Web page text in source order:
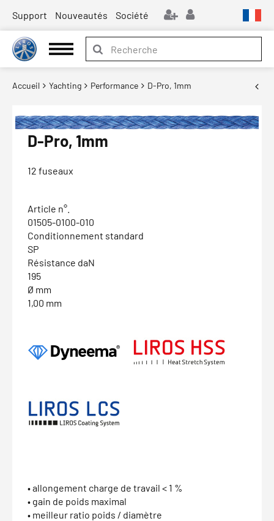
Support Nouveautés Société
Accueil Yachting Performance D-Pro, 1mm
D-Pro, 1mm
12 fuseaux
Article n°.
01505-0100-010
Conditionnement standard
SP
Résistance daN
195
Ø mm
1,00 mm
• allongement charge de travail < 1 %
• gain de poids maximal
• meilleur ratio poids / diamètre